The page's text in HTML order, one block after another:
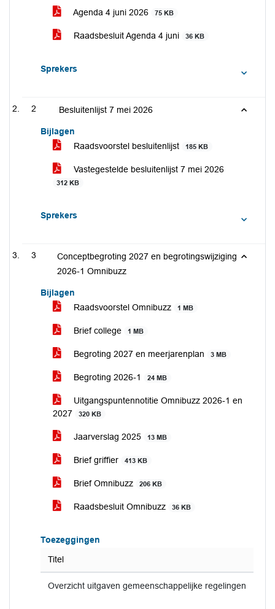
Agenda 4 juni 2026 75 KB
Raadsbesluit Agenda 4 juni 36 KB
Sprekers
2 Besluitenlijst 7 mei 2026
Bijlagen
Raadsvoorstel besluitenlijst
185 KB
Vastegestelde besluitenlijst 7 mei 2026
312 KB
Sprekers
3
Conceptbegroting 2027 en begrotingswijziging
2026-1 Omnibuzz
Bijlagen
Raadsvoorstel Omnibuzz
1 MB
Brief college 1 MB
Begroting 2027 en meerjarenplan 3 MB
Begroting 2026-1 24 MB
Uitgangspuntennotitie Omnibuzz 2026-1 en
2027
320 KB
Jaarverslag 2025 13 MB
Brief griffier 413 KB
Brief Omnibuzz 206 KB
Raadsbesluit Omnibuzz 36 KB
Toezeggingen
Titel
Overzicht uitgaven gemeenschappelijke regelingen